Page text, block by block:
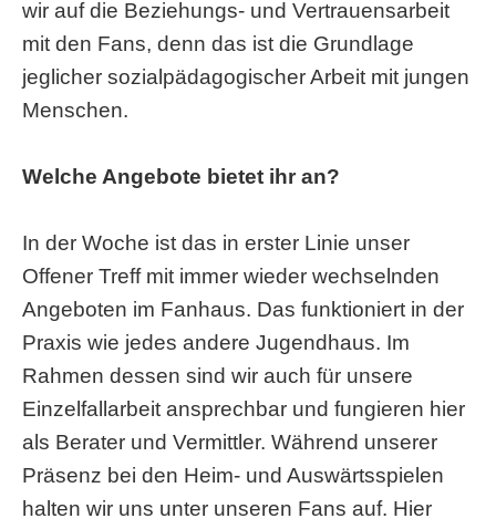
wir auf die Beziehungs- und Vertrauensarbeit
mit den Fans, denn das ist die Grundlage
jeglicher sozialpädagogischer Arbeit mit jungen
Menschen.
Welche Angebote bietet ihr an?
In der Woche ist das in erster Linie unser
Offener Treff mit immer wieder wechselnden
Angeboten im Fanhaus. Das funktioniert in der
Praxis wie jedes andere Jugendhaus. Im
Rahmen dessen sind wir auch für unsere
Einzelfallarbeit ansprechbar und fungieren hier
als Berater und Vermittler. Während unserer
Präsenz bei den Heim- und Auswärtsspielen
halten wir uns unter unseren Fans auf. Hier